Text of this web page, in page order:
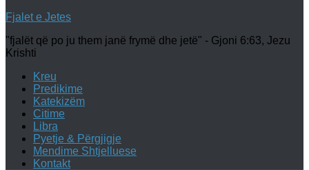
Fjalet e Jetes
"fjalët që po ju them janë frymë dhe jetë" - Gjoni 6:63, Jezu
Krishti
Kreu
Predikime
Katekizëm
Citime
Libra
Pyetje & Përgjigje
Mendime Shtjelluese
Kontakt